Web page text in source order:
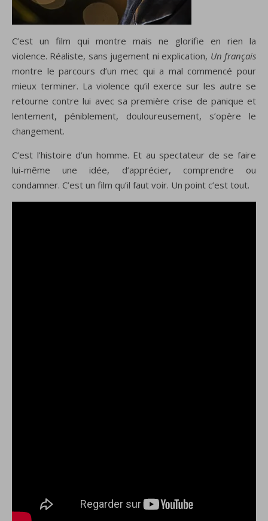
C’est un film qui montre mais ne glorifie en rien la
violence. Réaliste, sans jugement ni explication, Un français
montre le parcours d’un mec qui a mal commencé pour
mieux terminer. La violence qu’il exerce sur les autre se
retourne contre lui avec sa première crise de panique et
lentement, péniblement, douloureusement, s’opère le
changement.
C’est l’histoire d’un homme. Et au spectateur de se faire
lui-même une idée, d’apprécier, comprendre ou
condamner. C’est un film qu’il faut voir. Un point c’est tout.